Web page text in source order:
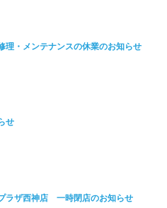
理・メンテナンスの休業のお知らせ
せ
ラザ西神店 一時閉店のお知らせ